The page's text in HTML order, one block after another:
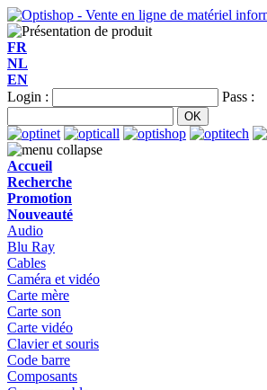
FR
NL
EN
Login :
Pass :
Accueil
Recherche
Promotion
Nouveauté
Audio
Blu Ray
Cables
Caméra et vidéo
Carte mère
Carte son
Carte vidéo
Clavier et souris
Code barre
Composants